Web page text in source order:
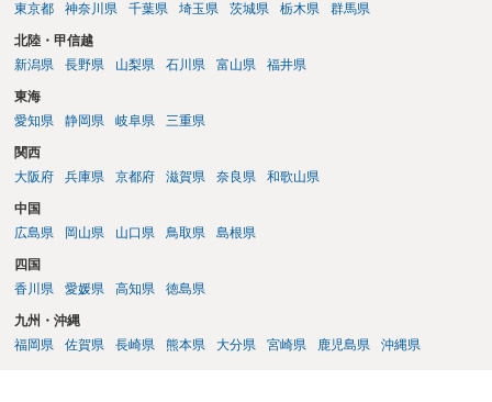
要になると思います（良い会社でしたら、自ら話してくると思います
が・・・）。極めて専門的な話ですので、詳細もしくは対応を最寄り
東京都
神奈川県 千葉県 埼玉県 茨城県 栃木県 群馬県
北陸・甲信越
新潟県
長野県 山梨県 石川県 富山県 福井県
東海
愛知県
静岡県 岐阜県 三重県
関西
大阪府
兵庫県 京都府 滋賀県 奈良県 和歌山県
中国
広島県
岡山県 山口県 鳥取県 島根県
四国
香川県
愛媛県 高知県 徳島県
九州・沖縄
福岡県
佐賀県 長崎県 熊本県 大分県 宮崎県 鹿児島県 沖縄県